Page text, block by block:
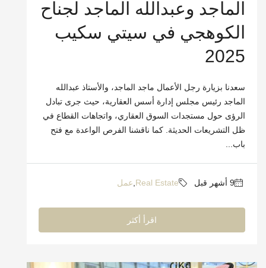
الماجد وعبدالله الماجد لجناح
الكوهجي في سيتي سكيب
2025
سعدنا بزيارة رجل الأعمال ماجد الماجد، والأستاذ عبدالله
الماجد رئيس مجلس إدارة أسس العقارية، حيث جرى تبادل
الرؤى حول مستجدات السوق العقاري، واتجاهات القطاع في
ظل التشريعات الحديثة. كما ناقشنا الفرص الواعدة مع فتح
باب...
Real Estate عمل
اقرأ أكثر